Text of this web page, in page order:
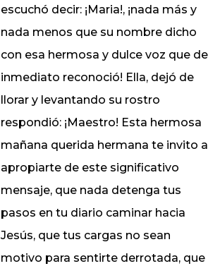
escuchó decir: ¡Maria!, ¡nada más y
nada menos que su nombre dicho
con esa hermosa y dulce voz que de
inmediato reconoció! Ella, dejó de
llorar y levantando su rostro
respondió: ¡Maestro! Esta hermosa
mañana querida hermana te invito a
apropiarte de este significativo
mensaje, que nada detenga tus
pasos en tu diario caminar hacia
Jesús, que tus cargas no sean
motivo para sentirte derrotada, que